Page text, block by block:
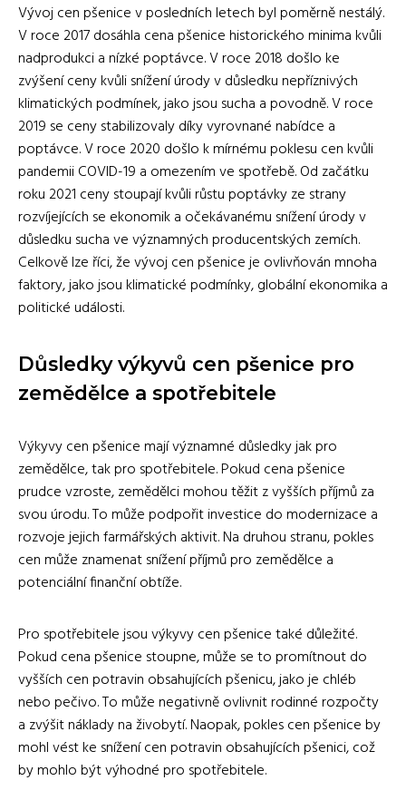
Vývoj cen pšenice v posledních letech byl poměrně nestálý.
V roce 2017 dosáhla cena pšenice historického minima kvůli
nadprodukci a nízké poptávce. V roce 2018 došlo ke
zvýšení ceny kvůli snížení úrody v důsledku nepříznivých
klimatických podmínek, jako jsou sucha a povodně. V roce
2019 se ceny stabilizovaly díky vyrovnané nabídce a
poptávce. V roce 2020 došlo k mírnému poklesu cen kvůli
pandemii COVID-19 a omezením ve spotřebě. Od začátku
roku 2021 ceny stoupají kvůli růstu poptávky ze strany
rozvíjejících se ekonomik a očekávanému snížení úrody v
důsledku sucha ve významných producentských zemích.
Celkově lze říci, že vývoj cen pšenice je ovlivňován mnoha
faktory, jako jsou klimatické podmínky, globální ekonomika a
politické události.
Důsledky výkyvů cen pšenice pro
zemědělce a spotřebitele
Výkyvy cen pšenice mají významné důsledky jak pro
zemědělce, tak pro spotřebitele. Pokud cena pšenice
prudce vzroste, zemědělci mohou těžit z vyšších příjmů za
svou úrodu. To může podpořit investice do modernizace a
rozvoje jejich farmářských aktivit. Na druhou stranu, pokles
cen může znamenat snížení příjmů pro zemědělce a
potenciální finanční obtíže.
Pro spotřebitele jsou výkyvy cen pšenice také důležité.
Pokud cena pšenice stoupne, může se to promítnout do
vyšších cen potravin obsahujících pšenicu, jako je chléb
nebo pečivo. To může negativně ovlivnit rodinné rozpočty
a zvýšit náklady na živobytí. Naopak, pokles cen pšenice by
mohl vést ke snížení cen potravin obsahujících pšenici, což
by mohlo být výhodné pro spotřebitele.